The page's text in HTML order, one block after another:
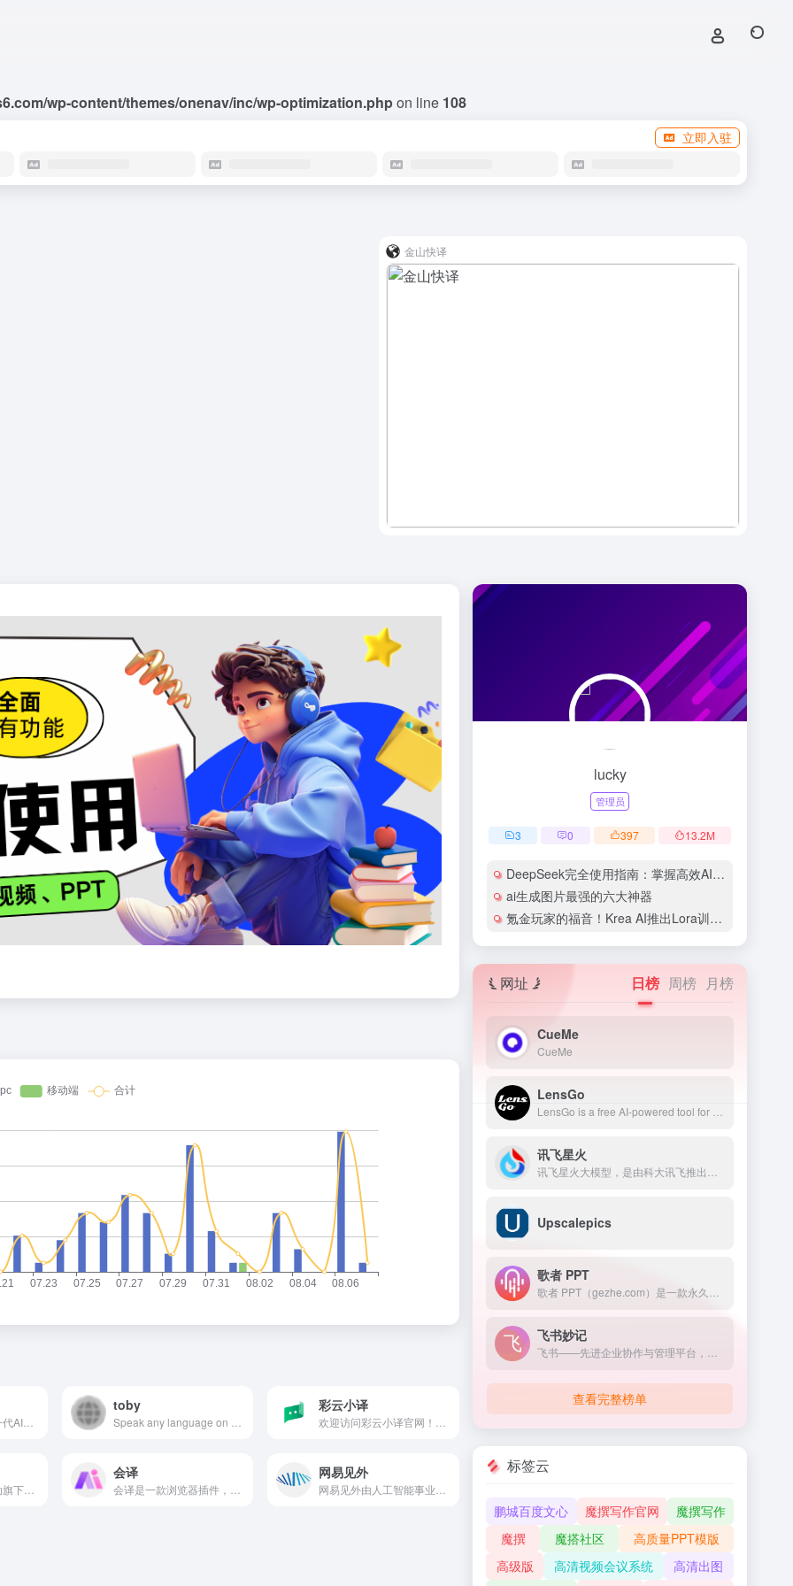
wp-content/themes/onenav/inc/wp-optimization.phpon line 108
立即入驻
金山快译
百度翻译打造的新一代AI大模型翻译平台，为用户提供翻译和阅读外文场景的一站式智能解决方案，支持中文、英文、日语、韩语、德语、法语等203种语言，包括文档翻译、AI翻译、英文润色、双语审校、语法分析等多种能力，是智能时代的翻译新质生产力。
toby 彩云小译
火山翻译，字节跳动旗下的机器翻译品牌，支持超过100种语种的免费在线翻译，并支持多种领域翻译
会译 网易见外
lucky
管理员
3 0 397 13.2M
DeepSeek完全使用指南：掌握高效AI工具的10大核心技巧 | SEO优化攻略
ai生成图片最强的六大神器
氪金玩家的福音！Krea AI推出Lora训练功能，”炼丹”轻松上手
网址 日榜 周榜 月榜
CueMe
CueMe
LensGo
讯飞星火
Upscalepics
歌者 PPT
飞书妙记
查看完整榜单
标签云
鹏城百度文心 魔撰写作官网
魔撰写作
魔撰
魔搭社区
高质量PPT模版
高级版
高清视频会议系统
高清出图